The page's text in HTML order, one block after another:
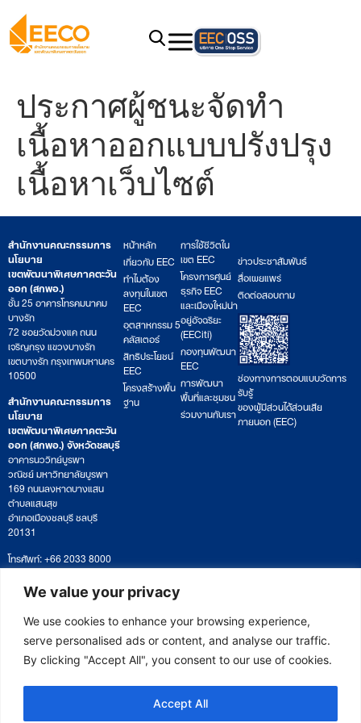
We value your privacy
We use cookies to enhance your browsing experience,
serve personalised ads or content, and analyse our traffic.
By clicking "Accept All", you consent to our use of cookies.
Accept All
ประกาศผู้ชนะจัดทำ
เนื้อหาออกแบบปรังปรุง
เนื้อหาเว็บไซต์
สำนักงานคณะกรรมการ
นโยบาย
เขตพัฒนาพิเศษภาคตะวัน
ออก (สกพอ.)
ชั้น 25 อาคารโทรคมนาคม
บางรัก
72 ซอยวัดม่วงแค ถนน
เจริญกรุง แขวงบางรัก
เขตบางรัก กรุงเทพมหานคร
10500
สำนักงานคณะกรรมการ
นโยบาย
เขตพัฒนาพิเศษภาคตะวัน
ออก (สกพอ.) จังหวัดชลบุรี
อาคารนววิทย์บูรพา
วณิชย์ มหาวิทยาลัยบูรพา
169 ถนนลงหาดบางแสน
ตำบลแสนสุข
อำเภอเมืองชลบุรี ชลบุรี
20131
โทรศัพท์: +66 2033 8000
เวลาทำการ: จันทร์ – ศุกร์
09:00 – 17:00 น.
ติดตามหนังสือหรือยื่นเอกสาร
saraban@eeco.or.th
หน้าหลัก
เกี่ยวกับ EEC
ทำไมต้อง
ลงทุนในเขต
EEC
อุตสาหกรรม 5
คลัสเตอร์
สิทธิประโยชน์
EEC
โครงสร้างพื้น
ฐาน
การใช้ชีวิตใน
เขต EEC
โครงการศูนย์
ธุรกิจ EEC
และเมืองใหม่น่า
อยู่อัจฉริยะ
(EECiti)
กองทุนพัฒนา
EEC
การพัฒนา
พื้นที่และชุมชน
ร่วมงานกับเรา
ข่าวประชาสัมพันธ์
สื่อเผยแพร่
ติดต่อสอบถาม
ช่องทางการตอบแบบวัดการ
รับรู้
ของผู้มีส่วนได้ส่วนเสีย
ภายนอก (EEC)
Copyright © 2025 Eastern Economic Corridor Office (EECO)